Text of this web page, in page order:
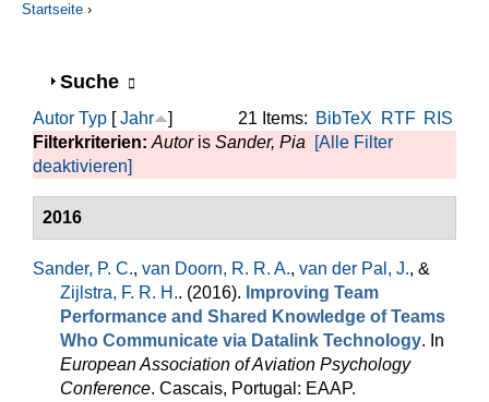
Startseite ›
Anzeigen
Suche
21 Items: BibTeX RTF RIS
Autor Typ [Jahr
]
Filterkriterien: Autoris Sander, Pia
[Alle Filter
deaktivieren]
2016
Sander, P. C., van Doorn, R. R. A., van der Pal, J., &
Zijlstra, F. R. H.. (2016). Improving Team
Performance and Shared Knowledge of Teams
Who Communicate via Datalink Technology. In
European Association of Aviation Psychology
Conference. Cascais, Portugal: EAAP.